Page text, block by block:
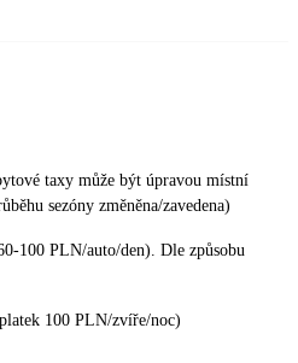
taxy může být úpravou místní
sezóny změněna/zavedena)
100 PLN/auto/den). Dle způsobu
100 PLN/zvíře/noc)